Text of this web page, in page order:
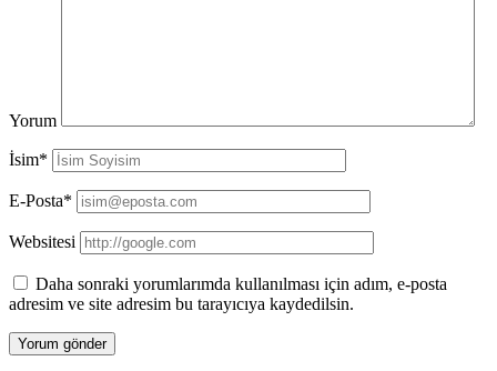
Yorum
İsim*
E-Posta*
Websitesi
Daha sonraki yorumlarımda kullanılması için adım, e-posta
adresim ve site adresim bu tarayıcıya kaydedilsin.